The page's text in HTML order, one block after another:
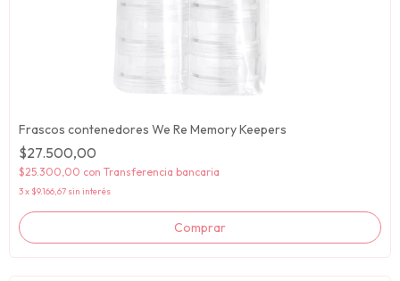
Frascos contenedores We Re Memory Keepers
$27.500,00
$25.300,00 con Transferencia bancaria
3x $9.166,67 sin interés